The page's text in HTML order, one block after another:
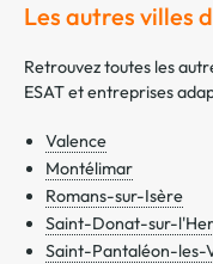
Les autres villes
Retrouvez toutes les
ESAT et entreprises
Valence
Montélimar
Romans-sur-Isère
Saint-Donat-sur-
Saint-Pantaléon-les-